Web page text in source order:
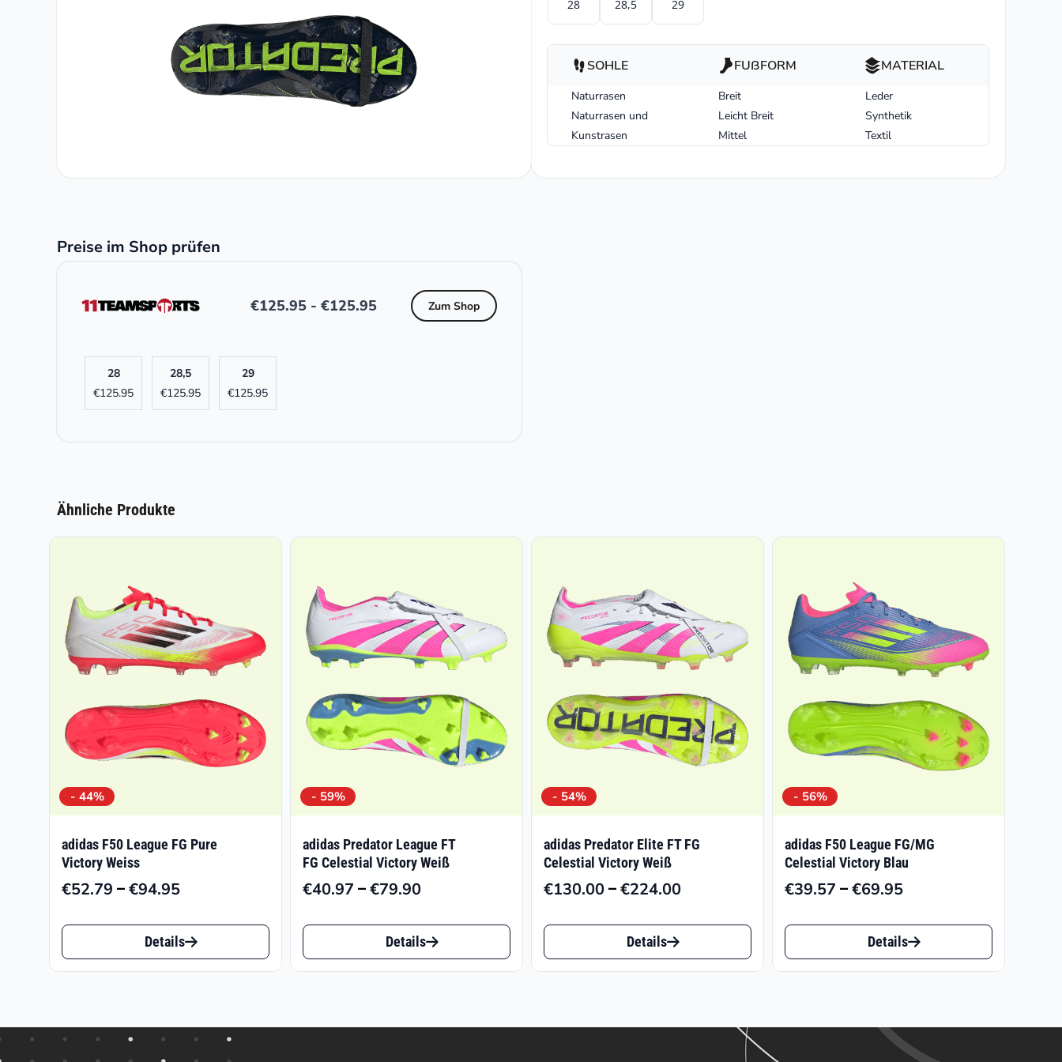
28 28,5 29
SOHLE
Naturrasen
Naturrasen und
Kunstrasen
FUßFORM
Breit
Leicht Breit
Mittel
MATERIAL
Leder
Synthetik
Textil
Preise im Shop prüfen
€125.95 - €125.95 Zum Shop
28
€125.95
28,5
€125.95
29
€125.95
Ähnliche Produkte
- 44%
adidas F50 League FG Pure
Victory Weiss
€52.79 –€94.95Preisspanne:
bis
€94.95
Dieses
Produkt
Varianten
Details
- 59%
adidas Predator League FT
FG Celestial Victory Weiß
€40.97 –€79.90Preisspanne:
bis
€79.90
Dieses
Produkt
Details
- 54%
adidas Predator Elite FT FG
Celestial Victory Weiß
€130.00–€224.00Preisspanne:
€224.00
Dieses
Produkt
Details
- 56%
adidas F50 League FG/MG
Celestial Victory Blau
€39.57 –€69.95Preisspanne:
bis
€69.95
Dieses
Produkt
Details